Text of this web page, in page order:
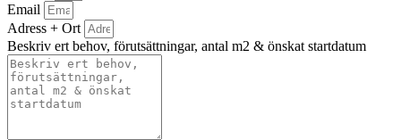
Email
Adress + Ort
Beskriv ert behov, förutsättningar, antal m2 & önskat startdatum